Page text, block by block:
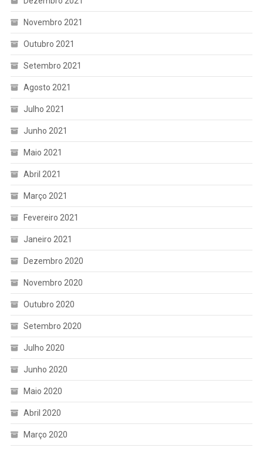
Novembro 2021
Outubro 2021
Setembro 2021
Agosto 2021
Julho 2021
Junho 2021
Maio 2021
Abril 2021
Março 2021
Fevereiro 2021
Janeiro 2021
Dezembro 2020
Novembro 2020
Outubro 2020
Setembro 2020
Julho 2020
Junho 2020
Maio 2020
Abril 2020
Março 2020